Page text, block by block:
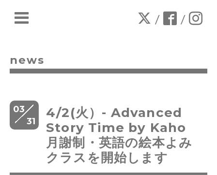
/ /
news
03
31
4/2(火）- Advanced
Story Time by Kaho
月謝制・英語の絵本よみ
クラスを開始します